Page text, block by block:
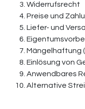
Widerrufsrecht
Preise und
Liefer- und
Mängelhaftung
Einlösung von
Anwendbares
Alternative